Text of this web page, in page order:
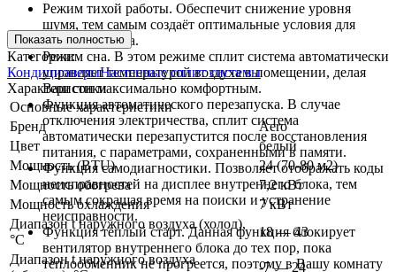
Режим тихой работы. Обеспечит снижение уровня
шумя, тем самым создаёт оптимальные условия для
Вашего отдыха.
Режим сна. В этом режиме сплит система автоматически
управляет температурой воздуха в помещении, делая
Ваш сон максимально комфортным.
Функция автоматического перезапуска. В случае
отключения электричества, сплит система
автоматически перезапустится после восстановления
питания, с параметрами, сохраненными в памяти.
Функция самодиагностики. Позволяет отображать коды
неисправностей на дисплее внутреннего блока, тем
самым сокращая время на поиски и устранение
неисправности.
Функция тёплый старт. Данная функция блокирует
вентилятор внутреннего блока до тех пор, пока
теплообменник не прогреется, поэтому в Вашу комнату
Показать полностью
Категории:
КондиционерыНастенные сплит системы
Характеристики
Основные характеристики
Бренд
Aero
Цвет
белый
Мощность (BTU)
24 (70-80 м2)
Мощность обогрева
7,2 кВт
Мощность охлаждения
7 кВт
Диапазон t наружного воздуха (холод),
°C
18 — 43
Диапазон t наружного воздуха
-7 — 24